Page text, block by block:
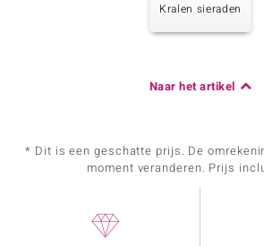
Kralen sieraden
Naar het artikel
* Dit is een geschatte prijs. De
moment veranderen. Prijs